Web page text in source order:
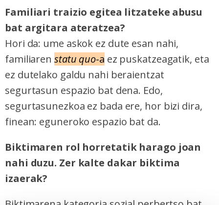
Familiari traizio egitea litzateke abusu
bat argitara ateratzea?
Hori da: ume askok ez dute esan nahi,
familiaren statu quo-a ez puskatzeagatik, eta
ez dutelako galdu nahi beraientzat
segurtasun espazio bat dena. Edo,
segurtasunezkoa ez bada ere, hor bizi dira,
finean: eguneroko espazio bat da.
Biktimaren rol horretatik harago joan
nahi duzu. Zer kalte dakar biktima
izaerak?